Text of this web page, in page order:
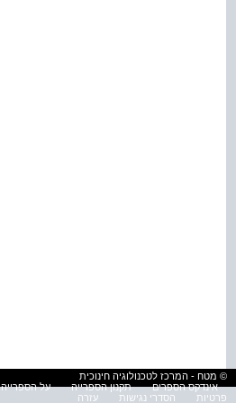
© מטח - המרכז לטכנולוגיה חינוכית
אינדקס הספרים
תקנון הספרייה על הספרייה
פרטיות
הסדרי נגישות עזרה